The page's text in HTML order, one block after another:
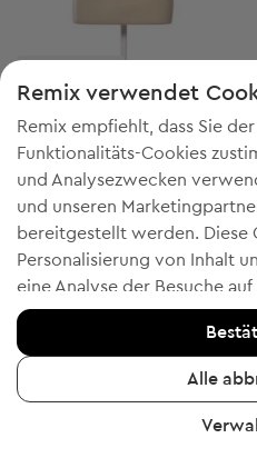
Qed London
Damen Bluse mit langen Ärmeln
Startpreis:
€ 4,76 -16%
Reduzierter Preis:
€ 3,99
Unverbindliche Preisempfehlung:
RRP
Remix verwendet
Remix empfiehlt, dass Sie
Funktionalitäts-Cookies
und Analysezwecken
und unseren
bereitgestellt werden. Diese
Personalisierung von Inhalt
eine Analyse der Besuche
mobilen App -
Produkte zu zeigen, die
einverstanden sind,
auf die Schaltfläche "Ja, ich
Um weitere Informationen
Alle